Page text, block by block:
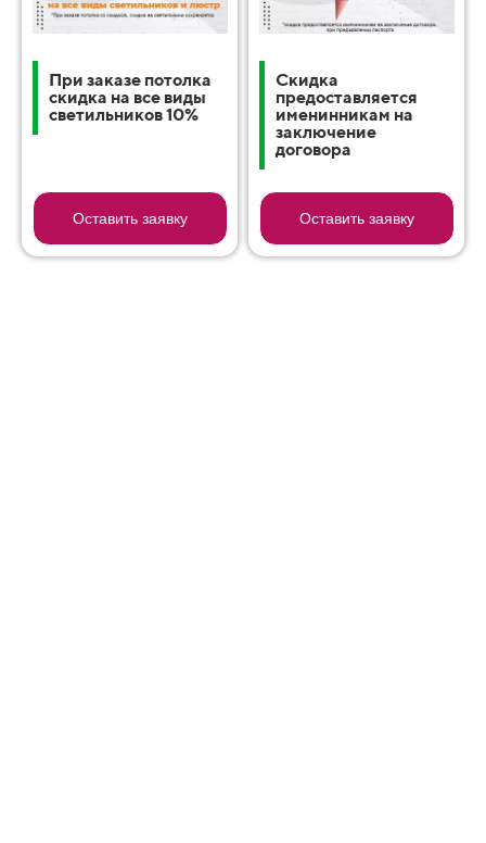
При заказе потолка
скидка на все виды
светильников 10%
Оставить заявку
Cкидка
предоставляется
именинникам на
заключение
договора
Оставить заявку